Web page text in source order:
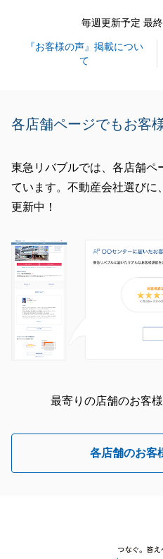
閉
毎週更新予定 最
『お客様の声』掲載につい
て
各店舗ページでもお客
東急リバブルでは、各店舗ペ
ています。不動産会社選びに
更新中！
最寄りの店舗のお客
各店舗のお客